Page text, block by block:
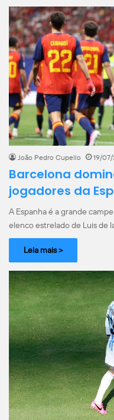
João Pedro Cupello 19/
Barcelona
jogadores da
A Espanha é a grande
elenco estrelado de Luis de
Leia mais >